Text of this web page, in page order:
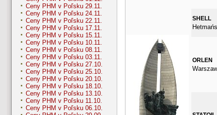
Ceny PHM v Poľsku 29.11.
Ceny PHM v Poľsku 24.11.
Ceny PHM v Poľsku 22.11.
Ceny PHM v Poľsku 17.11.
Ceny PHM v Poľsku 15.11.
Ceny PHM v Poľsku 10.11.
Ceny PHM v Poľsku 08.11.
Ceny PHM v Poľsku 03.11.
Ceny PHM v Poľsku 27.10.
Ceny PHM v Poľsku 25.10.
Ceny PHM v Poľsku 20.10.
Ceny PHM v Poľsku 18.10.
Ceny PHM v Poľsku 13.10.
Ceny PHM v Poľsku 11.10.
Ceny PHM v Poľsku 06.10.
SHELL
ORLEN